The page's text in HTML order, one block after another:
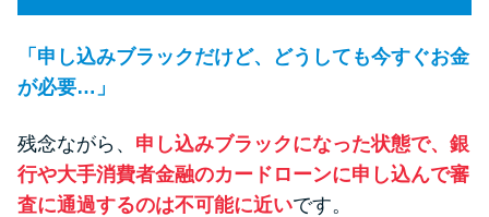
「申し込みブラックだけど、どうしても今すぐお金
が必要…」
残念ながら、 申し込みブラックになった状態で、銀
行や大手消費者金融のカードローンに申し込んで審
査に通過するのは不可能に近いです。